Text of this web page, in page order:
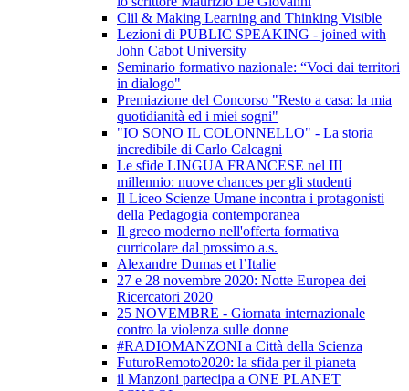
Clil & Making Learning and Thinking Visible
Lezioni di PUBLIC SPEAKING - joined with
John Cabot University
Seminario formativo nazionale: “Voci dai territori
in dialogo"
Premiazione del Concorso "Resto a casa: la mia
quotidianità ed i miei sogni"
"IO SONO IL COLONNELLO" - La storia
incredibile di Carlo Calcagni
Le sfide LINGUA FRANCESE nel III
millennio: nuove chances per gli studenti
Il Liceo Scienze Umane incontra i protagonisti
della Pedagogia contemporanea
Il greco moderno nell'offerta formativa
curricolare dal prossimo a.s.
Alexandre Dumas et l’Italie
27 e 28 novembre 2020: Notte Europea dei
Ricercatori 2020
25 NOVEMBRE - Giornata internazionale
contro la violenza sulle donne
#RADIOMANZONI a Città della Scienza
FuturoRemoto2020: la sfida per il pianeta
il Manzoni partecipa a ONE PLANET